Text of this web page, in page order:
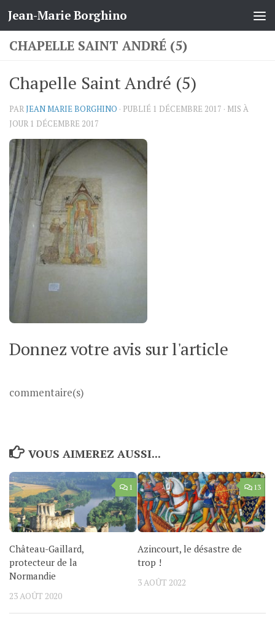
Skip to content
Jean-Marie Borghino
CHAPELLE SAINT ANDRÉ (5)
Chapelle Saint André (5)
PARJEAN MARIE BORGHINO · PUBLIÉ 1 DÉCEMBRE 2017 · MIS À
JOUR 1 DÉCEMBRE 2017
Donnez votre avis sur l'article
commentaire(s)
VOUS AIMEREZ AUSSI...
1
Château-Gaillard,
protecteur de la
Normandie
23 AOÛT 2020
13
Azincourt, le désastre de
trop !
3 AOÛT 2022